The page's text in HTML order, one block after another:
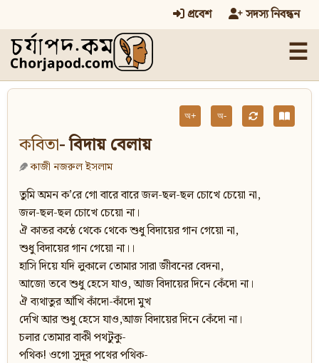
প্রবেশ সদস্য নিবন্ধন
☰
অ+ অ-
কবিতা- বিদায় বেলায়
কাজী নজরুল ইসলাম
তুমি অমন ক’রে গো বারে বারে জল-ছল-ছল চোখে চেয়ো না,
জল-ছল-ছল চোখে চেয়ো না।
ঐ কাতর কন্ঠে থেকে থেকে শুধু বিদায়ের গান গেয়ো না,
শুধু বিদায়ের গান গেয়ো না।।
হাসি দিয়ে যদি লুকালে তোমার সারা জীবনের বেদনা,
আজো তবে শুধু হেসে যাও, আজ বিদায়ের দিনে কেঁদো না।
ঐ ব্যথাতুর আঁখি কাঁদো-কাঁদো মুখ
দেখি আর শুধু হেসে যাও,আজ বিদায়ের দিনে কেঁদো না।
চলার তোমার বাকী পথটুকু-
পথিক! ওগো সুদূর পথের পথিক-